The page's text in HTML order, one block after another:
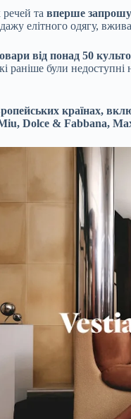
та вперше
елітного одягу,
від понад 50
раніше були недоступні
країнах,
Dolce & Fabbana,